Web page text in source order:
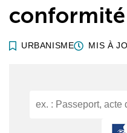
conformité
URBANISME MIS À